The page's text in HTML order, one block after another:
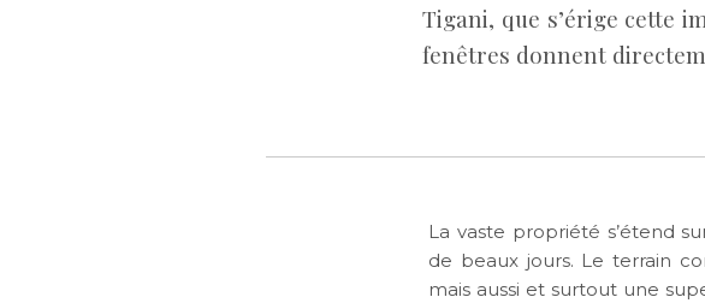
Tigani, que s’érige cette
fenêtres donnent
La vaste propriété s’étend
de beaux jours. Le terrain
mais aussi et surtout une